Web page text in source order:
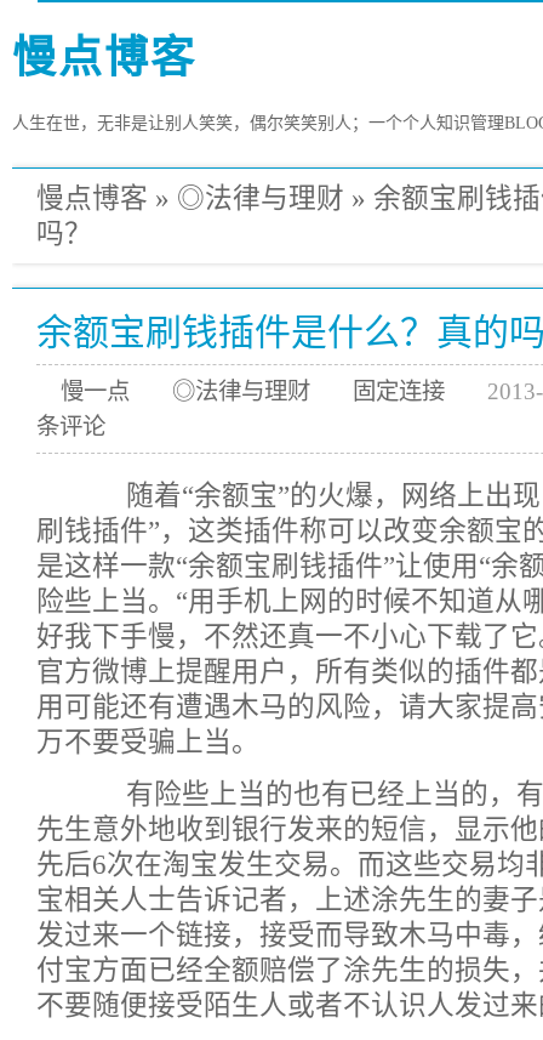
慢点博客
人生在世，无非是让别人笑笑，偶尔笑笑别人；一个个人知识管理
慢点博客 » ◎法律与理财 » 余额宝刷钱
吗？
余额宝刷钱插件是什么？真的
慢一点 ◎法律与理财 固定连接
条评论
随着“余额宝”的火爆，网络上出现
刷钱插件”，这类插件称可以改变余额宝
是这样一款“余额宝刷钱插件”让使用“余
险些上当。“用手机上网的时候不知道从
好我下手慢，不然还真一不小心下载了
官方微博上提醒用户，所有类似的插件
用可能还有遭遇木马的风险，请大家提
万不要受骗上当。
有险些上当的也有已经上当的，有
先生意外地收到 银行发来的短信，显示
先后6次在淘宝发生交易。而这些交易均
宝相关人士告诉记者，上述涂先生的妻
发过来一个链接，接受而导致木马中毒
付宝方面已经全额赔偿了涂先生的损失
不要随便接受陌生人或者不认识人发过